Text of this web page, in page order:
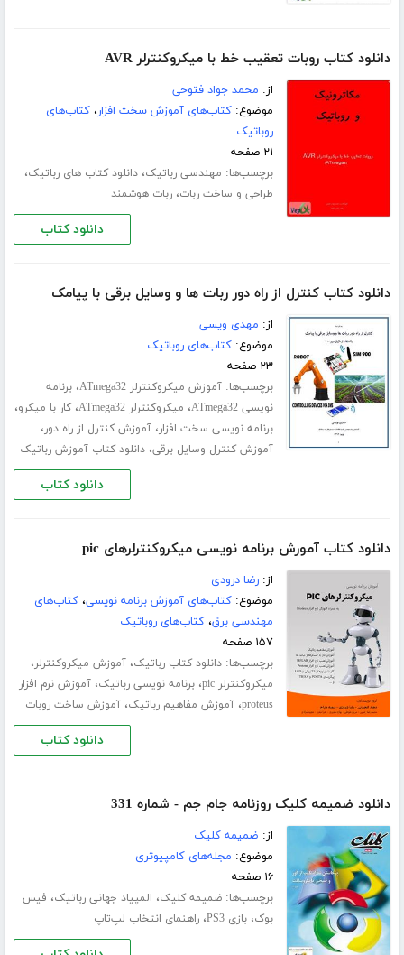
دانلود کتاب روبات تعقیب خط با میکروکنترلر AVR
از: محمد جواد فتوحی
موضوع:کتاب‌های آموزش سخت افزار،کتاب‌های
روباتیک
۲۱ صفحه
برچسب‌ها: مهندسی رباتیک،دانلود کتاب های رباتیک،
طراحی و ساخت ربات،ربات هوشمند
دانلود کتاب
دانلود کتاب کنترل از راه دور ربات ها و وسایل برقی با پیامک
از: مهدی ویسی
موضوع:کتاب‌های روباتیک
۲۳ صفحه
برچسب‌ها:آموزش میکروکنترلر ATmega32 ،برنامه
نویسی ATmega32
، میکروکنترلر ATmega32 ،کار با میکرو،
برنامه نویسی سخت افزار،آموزش کنترل از راه دور،
آموزش کنترل وسایل برقی،دانلود کتاب آموزش رباتیک
دانلود کتاب
دانلود کتاب آمورش برنامه نویسی میکروکنترلرهای pic
از:رضا درودی
موضوع:کتاب‌های آموزش برنامه نویسی،کتاب‌های
مهندسی برق،کتاب‌های روباتیک
۱۵۷ صفحه
برچسب‌ها:دانلود کتاب رباتیک،آموزش میکروکنترلر،
میکروکنترلر pic ،برنامه نویسی رباتیک،آموزش نرم افزار
proteus،آموزش مفاهیم رباتیک،آموزش ساخت روبات
دانلود کتاب
دانلود ضمیمه کلیک روزنامه جام جم - شماره 331
از: ضمیمه کلیک
موضوع: مجله‌های کامپیوتری
۱۶ صفحه
برچسب‌ها:ضمیمه کلیک، المپیاد جهانی رباتیک، فیس
بوک،بازی PS3 ،راهنمای انتخاب لپ‌تاپ